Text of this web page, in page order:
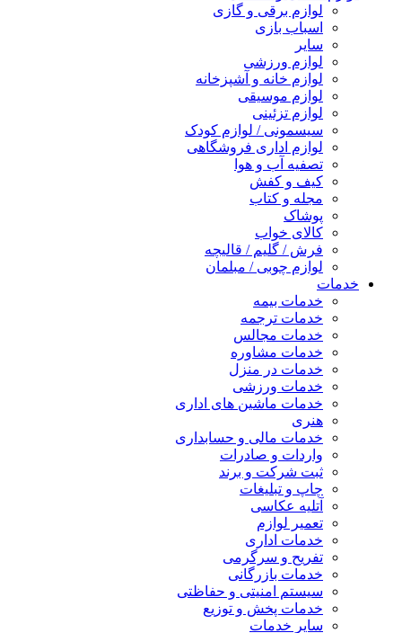
لوازم برقی و گازی
اسباب بازی
سایر
لوازم ورزشی
لوازم خانه و آشپزخانه
لوازم موسیقی
لوازم تزئینی
سیسمونی / لوازم کودک
لوازم اداری فروشگاهی
تصفیه آب و هوا
کیف و کفش
مجله و کتاب
پوشاک
کالای خواب
فرش / گلیم / قالیچه
لوازم چوبی / مبلمان
خدمات
خدمات بیمه
خدمات ترجمه
خدمات مجالس
خدمات مشاوره
خدمات در منزل
خدمات ورزشی
خدمات ماشین های اداری
هنری
خدمات مالی و حسابداری
واردات و صادرات
ثبت شرکت و برند
چاپ و تبلیغات
آتلیه عکاسی
تعمیر لوازم
خدمات اداری
تفریح و سرگرمی
خدمات بازرگانی
سیستم امنیتی و حفاظتی
خدمات پخش و توزیع
سایر خدمات